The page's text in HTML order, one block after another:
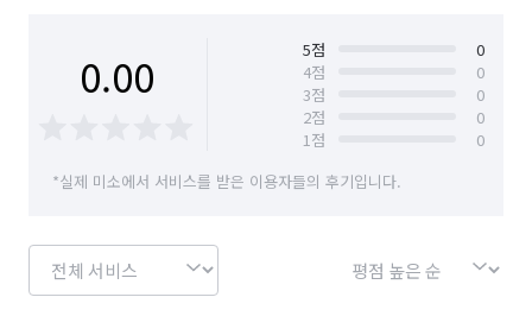
0.00 5점
0
4점
0
3점
0
2점
0
1점
0
*실제 미소에서 서비스를 받은 이용자들의 후기입니다.